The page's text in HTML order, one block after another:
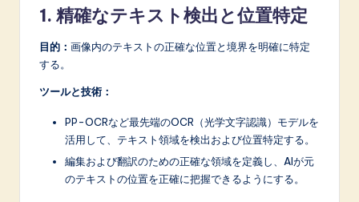
in
A
1. 精確なテキスト検出と位置特定
目的： 画像内のテキストの正確な位置と境界を明確に特定
する。
ツールと技術：
PP-OCRなど最先端のOCR（光学文字認識）モデルを
活用して、テキスト領域を検出および位置特定する。
編集および翻訳のための正確な領域を定義し、AIが元
のテキストの位置を正確に把握できるようにする。